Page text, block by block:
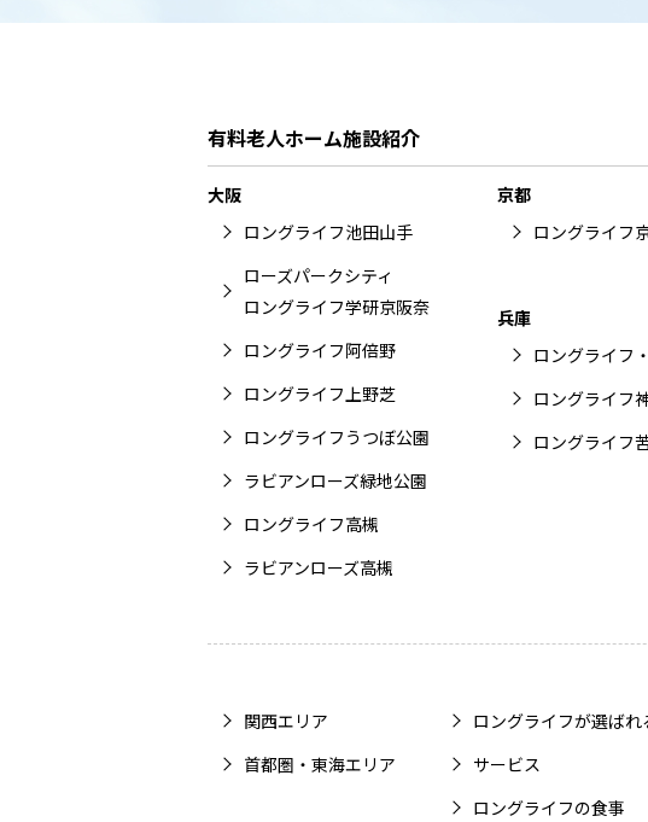
有料老人ホーム施設紹介
大阪
ロングライフ池田山手
ローズパークシティ
ロングライフ学研京阪奈
ロングライフ阿倍野
ロングライフ上野芝
ロングライフうつぼ公園
ラビアンローズ緑地公園
ロングライフ高槻
ラビアンローズ高槻
京都
ロングライフ
兵庫
ロングライフ
ロングライフ
ロングライフ
関西エリア
首都圏・東海エリア
ロングライフが選ばれ
サービス
ロングライフの食事